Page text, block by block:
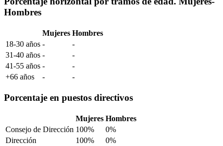
Hombres
Mujeres Hombres
18-30 años -
-
31-40 años -
-
41-55 años -
-
+66 años
- -
Porcentaje en puestos directivos
Mujeres Hombres
Consejo de Dirección 100%
0%
Dirección
100%
0%